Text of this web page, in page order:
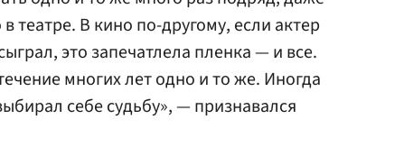
театре. В кино по-другому, если актер
это запечатлела пленка — и все.
многих лет одно и то же. Иногда
себе судьбу», — признавался